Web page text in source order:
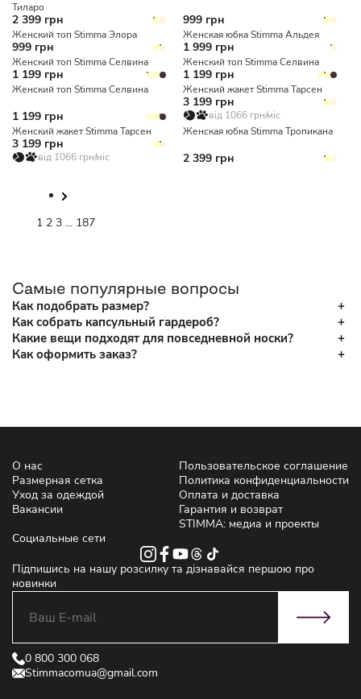
Тиларо
2 399 грн 999 грн
Женский топ Stimma Элора
999 грн
Женская юбка Stimma Альдея
1 999 грн
Женский топ Stimma Селвина
1 199 грн
Женский топ Stimma Селвина
1 199 грн
Женский топ Stimma Селвина
1 199 грн
Женский жакет Stimma Тарсен
3 199 грн
від 1066 грн/міс
Женский жакет Stimma Тарсен
3 199 грн
від 1066 грн/міс
Женская юбка Stimma Тропикана
2 399 грн
1 2 3 ... 187
Самые популярные вопросы
Как подобрать размер?
Как собрать капсульный гардероб?
Какие вещи подходят для повседневной носки?
Как оформить заказ?
О нас
Размерная сетка
Уход за одеждой
Вакансии
Пользовательское соглашение
Политика конфиденциальности
Оплата и доставка
Гарантия и возврат
STIMMA: медиа и проекты
Социальные сети
Підпишись на нашу розсилку та дізнавайся першою про
новинки
0 800 300 068
Stimmacomua@gmail.com